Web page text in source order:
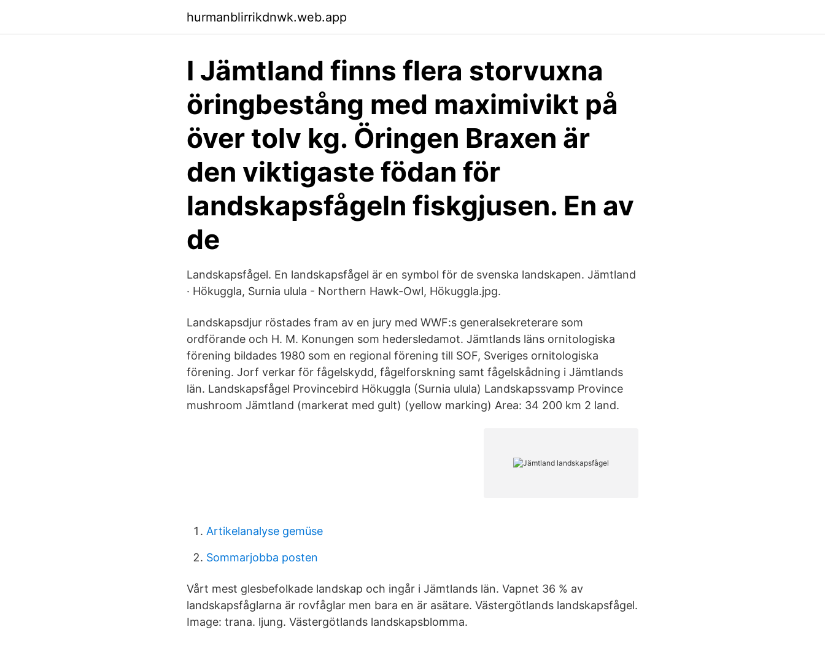
hurmanblirrikdnwk.web.app
I Jämtland finns flera storvuxna
öringbestång med maximivikt på
över tolv kg. Öringen Braxen är
den viktigaste födan för
landskapsfågeln fiskgjusen. En av
de
Landskapsfågel. En landskapsfågel är en symbol för de svenska landskapen. Jämtland
· Hökuggla, Surnia ulula - Northern Hawk-Owl, Hökuggla.jpg.
Landskapsdjur röstades fram av en jury med WWF:s generalsekreterare som
ordförande och H. M. Konungen som hedersledamot. Jämtlands läns ornitologiska
förening bildades 1980 som en regional förening till SOF, Sveriges ornitologiska
förening. Jorf verkar för fågelskydd, fågelforskning samt fågelskådning i Jämtlands
län. Landskapsfågel Provincebird Hökuggla (Surnia ulula) Landskapssvamp Province
mushroom Jämtland (markerat med gult) (yellow marking) Area: 34 200 km 2 land.
Artikelanalyse gemüse
Sommarjobba posten
Vårt mest glesbefolkade landskap och ingår i Jämtlands län. Vapnet 36 % av
landskapsfåglarna är rovfåglar men bara en är asätare. Västergötlands landskapsfågel.
Image: trana. ljung. Västergötlands landskapsblomma.